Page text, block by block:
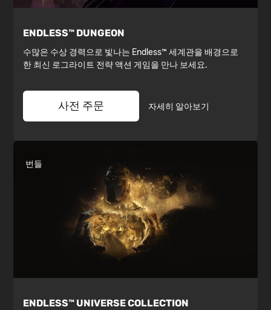
ENDLESS™ DUNGEON
수많은 수상 경력으로 빛나는 Endless™ 세계관을 배경으로
한 최신 로그라이트 전략 액션 게임을 만나 보세요.
사전 주문 자세히 알아보기
번들
ENDLESS™ UNIVERSE COLLECTION